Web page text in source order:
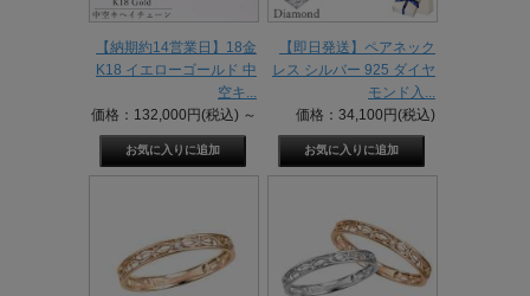
【納期約14営業日】18金
K18 イエローゴールド 中
空キ...
価格：132,000円(税込) ～
【即日発送】ペアネック
レス シルバー 925 ダイヤ
モンド入...
価格：34,100円(税込)